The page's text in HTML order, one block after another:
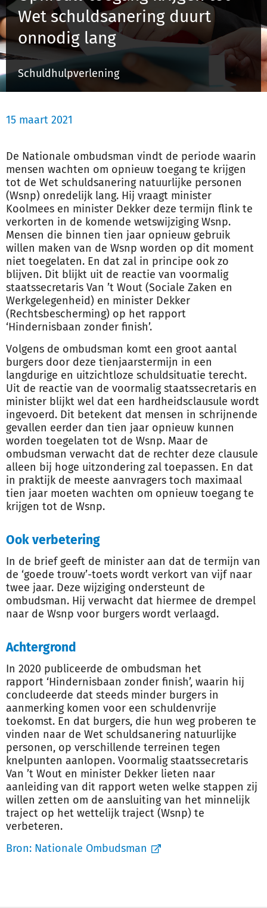
Inloggen
Registreren
Wet schuldsanering duurt
onnodig lang
Schuldhulpverlening
15 maart 2021
De Nationale ombudsman vindt de periode waarin
mensen wachten om opnieuw toegang te krijgen
tot de Wet schuldsanering natuurlijke personen
(Wsnp) onredelijk lang. Hij vraagt minister
Koolmees en minister Dekker deze termijn flink te
verkorten in de komende wetswijziging Wsnp.
Mensen die binnen tien jaar opnieuw gebruik
willen maken van de Wsnp worden op dit moment
niet toegelaten. En dat zal in principe ook zo
blijven. Dit blijkt uit de reactie van voormalig
staatssecretaris Van ’t Wout (Sociale Zaken en
Werkgelegenheid) en minister Dekker
(Rechtsbescherming) op het rapport
‘Hindernisbaan zonder finish’.
Volgens de ombudsman komt een groot aantal
burgers door deze tienjaarstermijn in een
langdurige en uitzichtloze schuldsituatie terecht.
Uit de reactie van de voormalig staatssecretaris en
minister blijkt wel dat een hardheidsclausule wordt
ingevoerd. Dit betekent dat mensen in schrijnende
gevallen eerder dan tien jaar opnieuw kunnen
worden toegelaten tot de Wsnp. Maar de
ombudsman verwacht dat de rechter deze clausule
alleen bij hoge uitzondering zal toepassen. En dat
in praktijk de meeste aanvragers toch maximaal
tien jaar moeten wachten om opnieuw toegang te
krijgen tot de Wsnp.
Ook verbetering
In de brief geeft de minister aan dat de termijn van
de ‘goede trouw’-toets wordt verkort van vijf naar
twee jaar. Deze wijziging ondersteunt de
ombudsman. Hij verwacht dat hiermee de drempel
naar de Wsnp voor burgers wordt verlaagd.
Achtergrond
In 2020 publiceerde de ombudsman het
rapport ‘Hindernisbaan zonder finish’, waarin hij
concludeerde dat steeds minder burgers in
aanmerking komen voor een schuldenvrije
toekomst. En dat burgers, die hun weg proberen te
vinden naar de Wet schuldsanering natuurlijke
personen, op verschillende terreinen tegen
knelpunten aanlopen. Voormalig staatssecretaris
Van ’t Wout en minister Dekker lieten naar
aanleiding van dit rapport weten welke stappen zij
willen zetten om de aansluiting van het minnelijk
traject op het wettelijk traject (Wsnp) te
verbeteren.
Bron: Nationale Ombudsman